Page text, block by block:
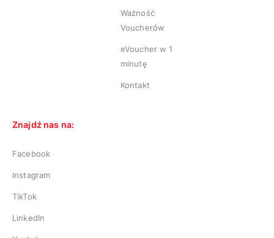
Ważność
Voucherów
eVoucher w 1
minutę
Kontakt
Znajdź nas na:
Facebook
Instagram
TikTok
LinkedIn